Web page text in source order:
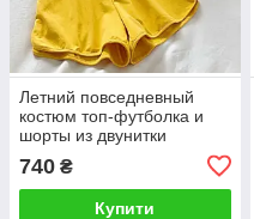
Летний повседневный
костюм топ-футболка и
шорты из двунитки
740 ₴
Купити